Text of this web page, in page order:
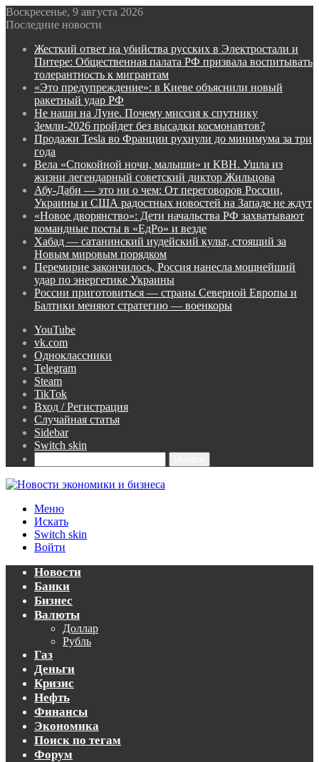
Воскресенье, 9 августа 2026
Последние новости
Жесткий ответ на убийства русских в Электростали и
Питере: Общественная палата РФ призвала воспитывать
толерантность к мигрантам
«Это предупреждение»: в Киеве объяснили новый
ракетный удар РФ
Не наши на Луне. Почему миссия к спутнику
Земли-2026 пройдет без высадки космонавтов?
Продажи Tesla во Франции рухнули до минимума за три
года
Вела «Спокойной ночи, малыши» и КВН. Ушла из
жизни легендарный советский диктор Жильцова
Абу-Даби — это ни о чем: От переговоров России,
Украины и США радостных новостей на Западе не ждут
«Новое дворянство»: Дети начальства РФ захватывают
командные посты в «ЕдРо» и везде
Хабад — сатанинский иудейский культ, стоящий за
Новым мировым порядком
Перемирие закончилось, Россия нанесла мощнейший
удар по энергетике Украины
России приготовиться — страны Северной Европы и
Балтики меняют стратегию — военкоры
YouTube
vk.com
Одноклассники
Telegram
Steam
TikTok
Вход / Регистрация
Случайная статья
Sidebar
Switch skin
Меню
Искать
Switch skin
Войти
Новости
Банки
Бизнес
Валюты
Доллар
Рубль
Газ
Деньги
Кризис
Нефть
Финансы
Экономика
Поиск по тегам
Форум